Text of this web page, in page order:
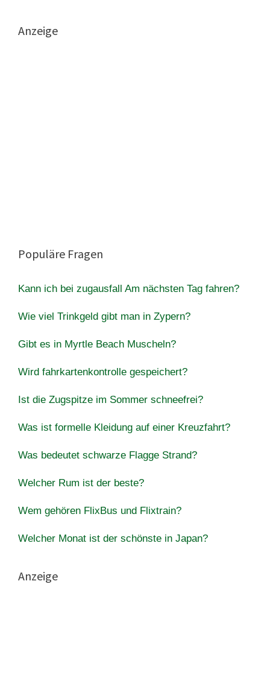
Anzeige
Populäre Fragen
Kann ich bei zugausfall Am nächsten Tag fahren?
Wie viel Trinkgeld gibt man in Zypern?
Gibt es in Myrtle Beach Muscheln?
Wird fahrkartenkontrolle gespeichert?
Ist die Zugspitze im Sommer schneefrei?
Was ist formelle Kleidung auf einer Kreuzfahrt?
Was bedeutet schwarze Flagge Strand?
Welcher Rum ist der beste?
Wem gehören FlixBus und Flixtrain?
Welcher Monat ist der schönste in Japan?
Anzeige